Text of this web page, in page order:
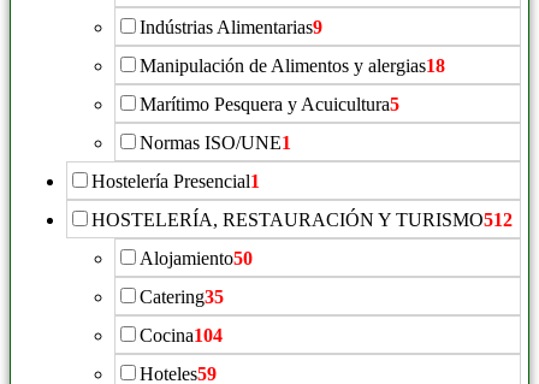
Indústrias Alimentarias9
Manipulación de Alimentos y alergias18
Marítimo Pesquera y Acuicultura5
Normas ISO/UNE1
Hostelería Presencial1
HOSTELERÍA, RESTAURACIÓN Y TURISMO512
Alojamiento50
Catering35
Cocina104
Hoteles59